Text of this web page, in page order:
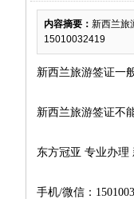
内容摘要： 新西兰旅
15010032419
新西兰旅游签证一
新西兰旅游签证不
东方冠亚 专业办理
手机/微信：